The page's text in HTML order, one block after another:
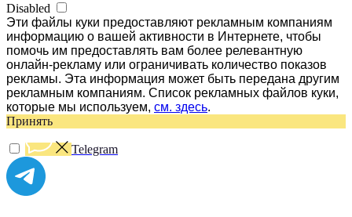
Disabled
Эти файлы куки предоставляют рекламным компаниям
информацию о вашей активности в Интернете, чтобы
помочь им предоставлять вам более релевантную
онлайн-рекламу или ограничивать количество показов
рекламы. Эта информация может быть передана другим
рекламным компаниям. Список рекламных файлов куки,
которые мы используем, см. здесь.
Принять
Telegram